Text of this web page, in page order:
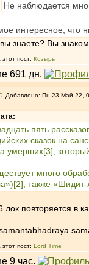
Не наблюдается
интересное, что
знаете? Вы
пост: Козырь
Добавлено: Пн 23 Май 22,
пять
сказок на
умерших[3],
много
также «Шидит-
лок повторяется в
пост: Lord Time